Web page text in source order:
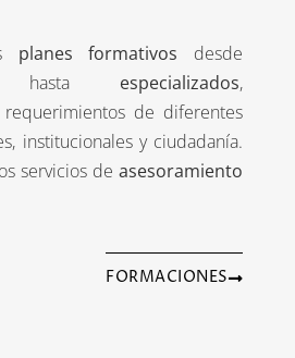
planes formativos desde
especializados,
de diferentes
institucionales y ciudadanía.
servicios de asesoramiento
FORMACIONES